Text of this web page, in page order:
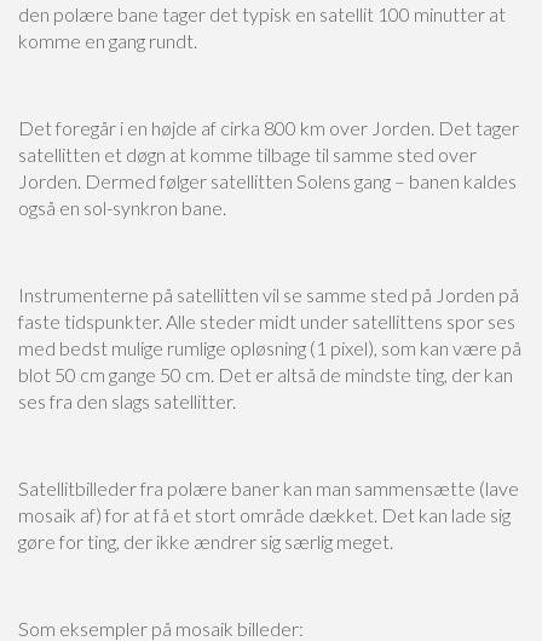
den polære bane tager det typisk en satellit 100 minutter at
komme en gang rundt.
Det foregår i en højde af cirka 800 km over Jorden. Det tager
satellitten et døgn at komme tilbage til samme sted over
Jorden. Dermed følger satellitten Solens gang – banen kaldes
også en sol-synkron bane.
Instrumenterne på satellitten vil se samme sted på Jorden på
faste tidspunkter. Alle steder midt under satellittens spor ses
med bedst mulige rumlige opløsning (1 pixel), som kan være på
blot 50 cm gange 50 cm. Det er altså de mindste ting, der kan
ses fra den slags satellitter.
Satellitbilleder fra polære baner kan man sammensætte (lave
mosaik af) for at få et stort område dækket. Det kan lade sig
gøre for ting, der ikke ændrer sig særlig meget.
Som eksempler på mosaik billeder: